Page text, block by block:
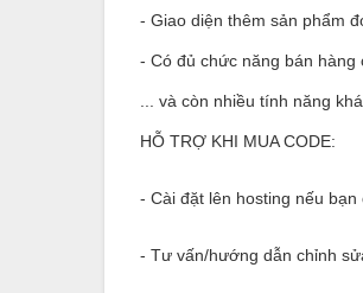
- Giao diện thêm sản phẩm
- Có đủ chức năng bán hàng
... và còn nhiều tính năng
HỖ TRỢ KHI MUA CODE:
- Cài đặt lên hosting nếu bạn
- Tư vấn/hướng dẫn chỉnh